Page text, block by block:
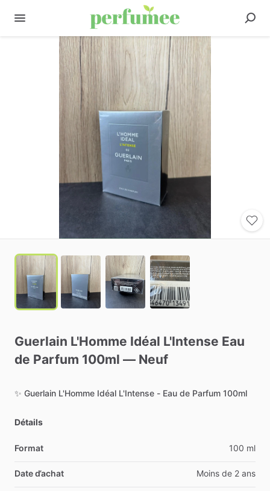
Guerlain L'Homme Idéal L'Intense Eau
de Parfum 100ml — Neuf
✨ Guerlain L'Homme Idéal L'Intense - Eau de Parfum 100ml
Détails
Format 100 ml
Date d’achat Moins de 2 ans